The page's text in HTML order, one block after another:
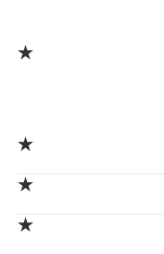
★
★
★
★